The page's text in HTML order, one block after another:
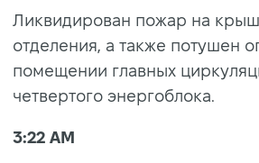
Ликвидирован пожар на
отделения, а также потушен
помещении главных
четвертого энергоблока.
3:22 AM